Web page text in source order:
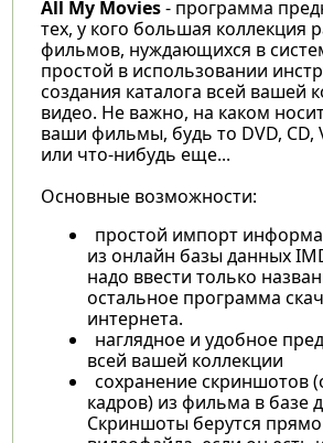
All My Movies- программа
тех, у кого большая коллекция
фильмов, нуждающихся в
простой в использовании
создания каталога всей вашей
видео. Не важно, на каком
ваши фильмы, будь то DVD, CD,
или что-нибудь еще...
Основные возможности:
простой импорт
из онлайн базы данных
надо ввести только
остальное программа
интернета.
наглядное и удобное
всей вашей коллекции
сохранение скриншотов
кадров) из фильма в базе
Скриншоты берутся